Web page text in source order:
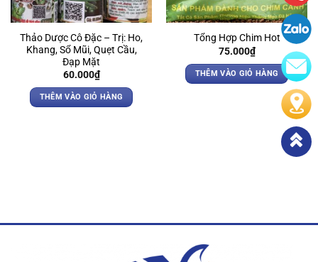
Thảo Dược Cô Đặc – Trị: Ho,
Khang, Sổ Mũi, Quẹt Cầu,
Đạp Mặt
60.000₫
THÊM VÀO GIỎ HÀNG
Tổng Hợp Chim Hot
75.000₫
THÊM VÀO GIỎ HÀNG